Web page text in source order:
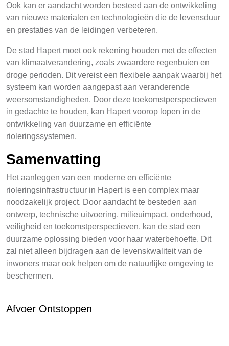
Ook kan er aandacht worden besteed aan de ontwikkeling
van nieuwe materialen en technologieën die de levensduur
en prestaties van de leidingen verbeteren.
De stad Hapert moet ook rekening houden met de effecten
van klimaatverandering, zoals zwaardere regenbuien en
droge perioden. Dit vereist een flexibele aanpak waarbij het
systeem kan worden aangepast aan veranderende
weersomstandigheden. Door deze toekomstperspectieven
in gedachte te houden, kan Hapert voorop lopen in de
ontwikkeling van duurzame en efficiënte
rioleringssystemen.
Samenvatting
Het aanleggen van een moderne en efficiënte
rioleringsinfrastructuur in Hapert is een complex maar
noodzakelijk project. Door aandacht te besteden aan
ontwerp, technische uitvoering, milieuimpact, onderhoud,
veiligheid en toekomstperspectieven, kan de stad een
duurzame oplossing bieden voor haar waterbehoefte. Dit
zal niet alleen bijdragen aan de levenskwaliteit van de
inwoners maar ook helpen om de natuurlijke omgeving te
beschermen.
Afvoer Ontstoppen